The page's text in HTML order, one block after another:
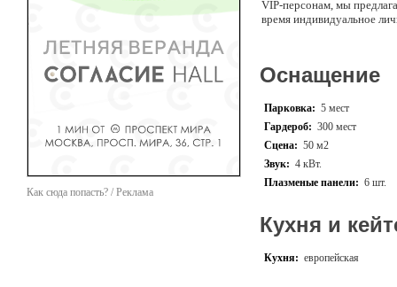
Как сюда попасть? / Реклама
VIP-персонам, мы
время индивидуальное
Для презентаций мы
комнаты, мягкими
Если бизнес-встреча
аристократическая
Особое внимание нужно
свадьбу может
Звоните, и мы с
взаимопонимание во всём!
Оснащение
Парковка: 5 мест
Гардероб: 300 мест
Сцена: 50 м2
Звук: 4 кВт.
Плазменые панели: 6 шт.
Кухня и
Кухня: европейская